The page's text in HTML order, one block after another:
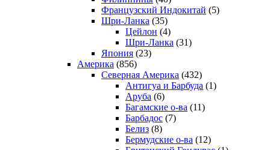
Французский Индокитай (5)
Шри-Ланка (35)
Цейлон (4)
Шри-Ланка (31)
Япония (23)
Америка (856)
Северная Америка (432)
Антигуа и Барбуда (1)
Аруба (6)
Багамские о-ва (11)
Барбадос (7)
Белиз (8)
Бермудские о-ва (12)